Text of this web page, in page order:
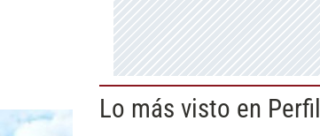
Lo más visto en Perfil